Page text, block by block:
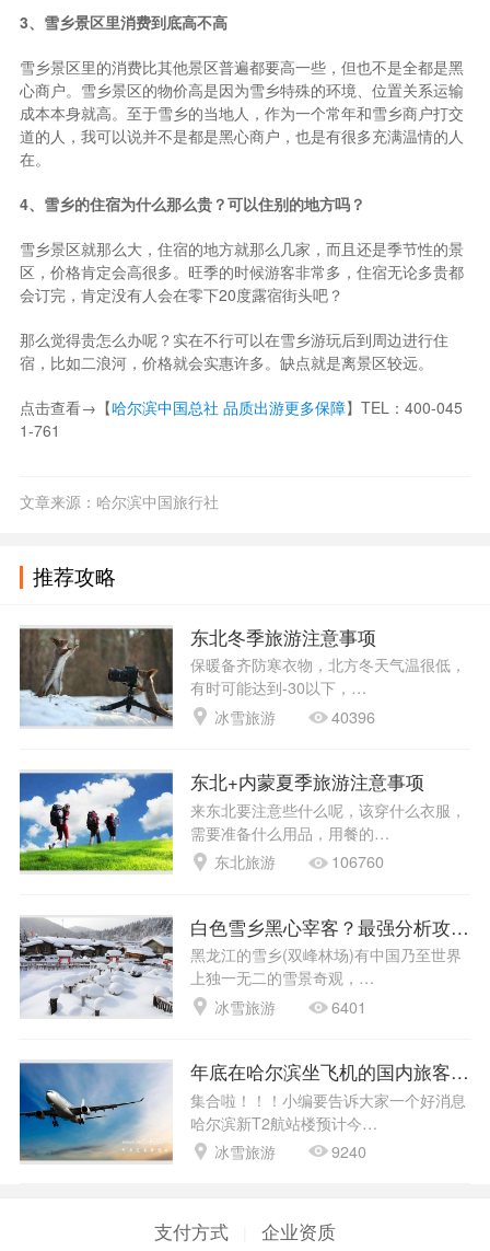
​ 小众团「和陌生人一起拼车，大约2-8人一车，景区景点都能有
充足的时间游玩」
​
​大团「20-50人一车，价格便宜，自费内容多，游玩时间较少」
​
​低价团「谁报谁后悔」
系我社400-0451-761。
3、雪乡景区里消费到底高不高
雪乡景区里的消费比其他景区普遍都要高一些，但也不是全都是黑
成本本身就高。至于雪乡的当地人，作为一个常年和雪乡商户打交
道的人，我可以说并不是都是黑心商户，也是有很多充满温情的人
4、雪乡的住宿为什么那么贵？可以住别的地方吗？
区，价格肯定会高很多。旺季的时候游客非常多，住宿无论多贵都
那么觉得贵怎么办呢？实在不行可以在雪乡游玩后到周边进行住
点击查看→【哈尔滨中国总社 品质出游更多保障​】TEL：400-045
1-761
推荐攻略
东北冬季旅游注意事项
有时可能达到-30以下，…
冰雪旅游
40396
东北+内蒙夏季旅游注意事项
需要准备什么用品，用餐的…
东北旅游
106760
白色雪乡黑心宰客？最强分析攻略
冰雪旅游
6401